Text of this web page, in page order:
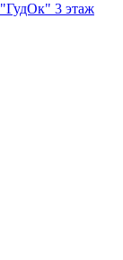
3 этаж